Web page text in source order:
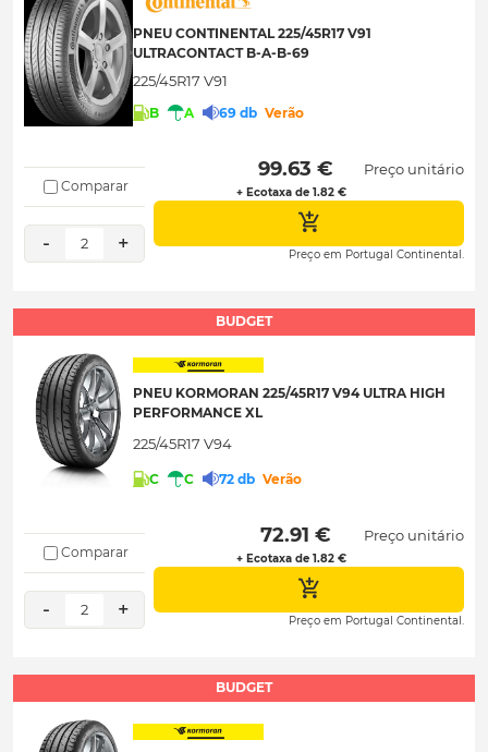
PNEU CONTINENTAL 225/45R17 V91
ULTRACONTACT B-A-B-69
225/45R17 V91
B A 69 db Verão
Comparar
- 2 +
99.63 €
+ Ecotaxa de 1.82 €
Preço unitário
Preço em Portugal Continental.
BUDGET
PNEU KORMORAN 225/45R17 V94 ULTRA HIGH
PERFORMANCE XL
225/45R17 V94
C C 72 db Verão
Comparar
- 2 +
72.91 €
+ Ecotaxa de 1.82 €
Preço unitário
Preço em Portugal Continental.
BUDGET